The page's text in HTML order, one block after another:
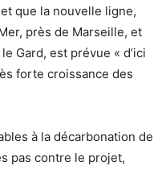
que la nouvelle ligne,
près de Marseille, et
Gard, est prévue « d’ici
forte croissance des
à la décarbonation de
pas contre le projet,